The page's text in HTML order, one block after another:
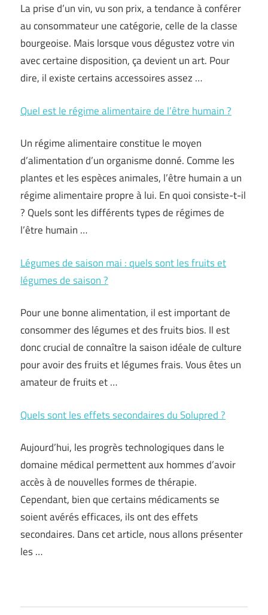
La prise d’un vin, vu son prix, a tendance à conférer
au consommateur une catégorie, celle de la classe
bourgeoise. Mais lorsque vous dégustez votre vin
avec certaine disposition, ça devient un art. Pour
dire, il existe certains accessoires assez …
Quel est le régime alimentaire de l’être humain ?
Un régime alimentaire constitue le moyen
d’alimentation d’un organisme donné. Comme les
plantes et les espèces animales, l’être humain a un
régime alimentaire propre à lui. En quoi consiste-t-il
? Quels sont les différents types de régimes de
l’être humain …
Légumes de saison mai : quels sont les fruits et
légumes de saison ?
Pour une bonne alimentation, il est important de
consommer des légumes et des fruits bios. Il est
donc crucial de connaître la saison idéale de culture
pour avoir des fruits et légumes frais. Vous êtes un
amateur de fruits et …
Quels sont les effets secondaires du Solupred ?
Aujourd’hui, les progrès technologiques dans le
domaine médical permettent aux hommes d’avoir
accès à de nouvelles formes de thérapie.
Cependant, bien que certains médicaments se
soient avérés efficaces, ils ont des effets
secondaires. Dans cet article, nous allons présenter
les …